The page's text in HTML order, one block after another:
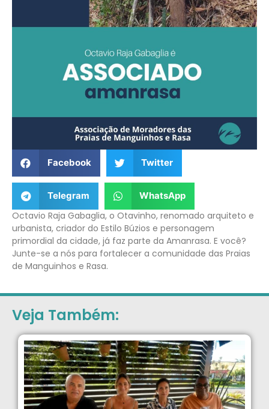
Facebook Twitter
Telegram WhatsApp
Octavio Raja Gabaglia, o Otavinho, renomado arquiteto e
urbanista, criador do Estilo Búzios e personagem
primordial da cidade, já faz parte da Amanrasa. E você?
Junte-se a nós para fortalecer a comunidade das Praias
de Manguinhos e Rasa.
Veja Também: